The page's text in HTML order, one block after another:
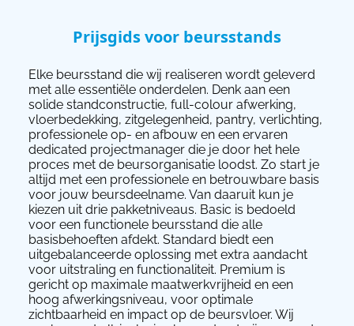
Prijsgids voor beursstands
Elke beursstand die wij realiseren wordt geleverd
met alle essentiële onderdelen. Denk aan een
solide standconstructie, full-colour afwerking,
vloerbedekking, zitgelegenheid, pantry, verlichting,
professionele op- en afbouw en een ervaren
dedicated projectmanager die je door het hele
proces met de beursorganisatie loodst. Zo start je
altijd met een professionele en betrouwbare basis
voor jouw beursdeelname. Van daaruit kun je
kiezen uit drie pakketniveaus. Basic is bedoeld
voor een functionele beursstand die alle
basisbehoeften afdekt. Standard biedt een
uitgebalanceerde oplossing met extra aandacht
voor uitstraling en functionaliteit. Premium is
gericht op maximale maatwerkvrijheid en een
hoog afwerkingsniveau, voor optimale
zichtbaarheid en impact op de beursvloer. Wij